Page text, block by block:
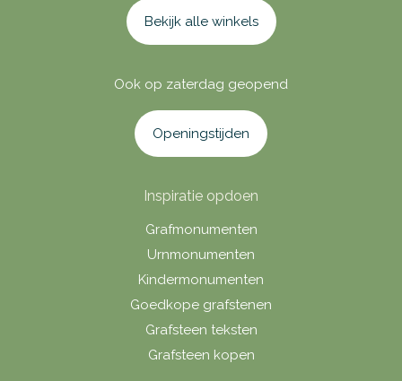
Bekijk alle winkels
Ook op zaterdag geopend
Openingstijden
Inspiratie opdoen
Grafmonumenten
Urnmonumenten
Kindermonumenten
Goedkope grafstenen
Grafsteen teksten
Grafsteen kopen